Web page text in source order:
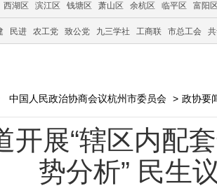
西湖区 滨江区 钱塘区 萧山区 余杭区 临平区 富阳
民进 农工党 致公党 九三学社 工商联 市总工会
中国人民政治协商会议杭州市委员会 > 政协要
开展“辖区内配
势分析” 民生